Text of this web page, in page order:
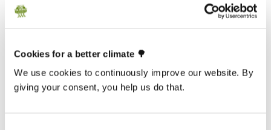
Cookies for a better climate 🌳
We use cookies to continuously improve our website. By
giving your consent, you help us do that.
Am Ende eines langen, ereignisreichen und freudigen
überreicht und wurden zu Botschafter*innen für
Klimagerechtigkeit ernannt – herzlichen Glückwunsch!
Neben den vielen Erfahrungen und neuen Erkenntnissen,